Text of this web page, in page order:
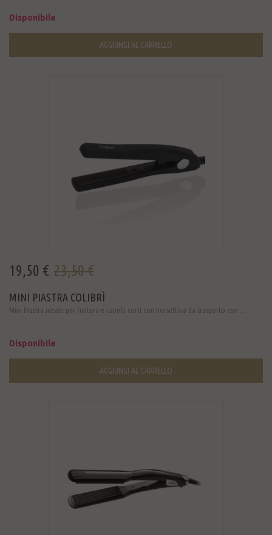
Disponibile
AGGIUNGI AL CARRELLO
19,50 € 23,50 €
MINI PIASTRA COLIBRÌ
Mini Piastra ideale per finitura e capelli corti con borsettina da trasporto con ...
Disponibile
AGGIUNGI AL CARRELLO